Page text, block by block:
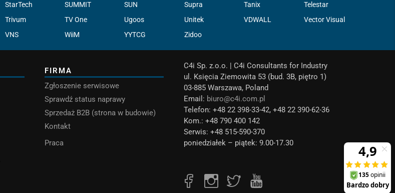
StarTech SUMMIT SUN Supra Tanix
Telestar
Trivum TV One Ugoos Unitek VDWALL
Vector Visual
VNS WiiM YYTCG Zidoo
FIRMA
Zgłoszenie serwisowe
Sprawdź status naprawy
Sprzedaż B2B (strona w budowie)
Kontakt
Praca
C4i Sp. z.o.o. | C4i Consultants for Industry
ul. Księcia Ziemowita 53 (bud. 3B, piętro 1)
03-885 Warszawa, Poland
Email: biuro@c4i.com.pl
Telefon: +48 22 398-33-42, +48 22 390-62-36
Kom.: +48 790 400 142
Serwis: +48 515-590-370
poniedziałek – piątek: 9.00-17.30